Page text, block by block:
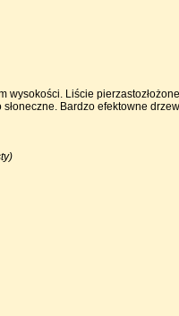
Liście
Bardzo efektowne